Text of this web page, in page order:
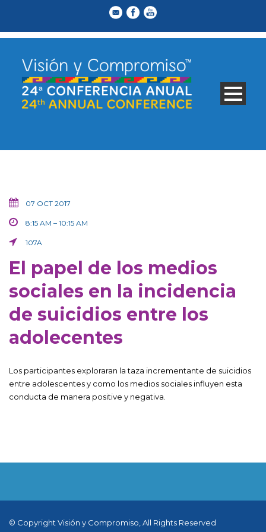
07 OCT 2017
8:15 AM – 10:15 AM
107A
El papel de los medios
sociales en la incidencia
de suicidios entre los
adolecentes
Los participantes exploraran la taza incrementante de suicidios
entre adolescentes y como los medios sociales influyen esta
conducta de manera positive y negativa.
© Copyright Visión y Compromiso, All Rights Reserved